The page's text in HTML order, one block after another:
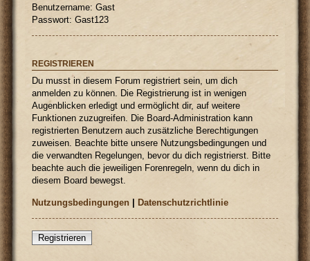
Benutzername: Gast
Passwort: Gast123
REGISTRIEREN
Du musst in diesem Forum registriert sein, um dich
anmelden zu können. Die Registrierung ist in wenigen
Augenblicken erledigt und ermöglicht dir, auf weitere
Funktionen zuzugreifen. Die Board-Administration kann
registrierten Benutzern auch zusätzliche Berechtigungen
zuweisen. Beachte bitte unsere Nutzungsbedingungen und
die verwandten Regelungen, bevor du dich registrierst. Bitte
beachte auch die jeweiligen Forenregeln, wenn du dich in
diesem Board bewegst.
Nutzungsbedingungen |Datenschutzrichtlinie
Registrieren